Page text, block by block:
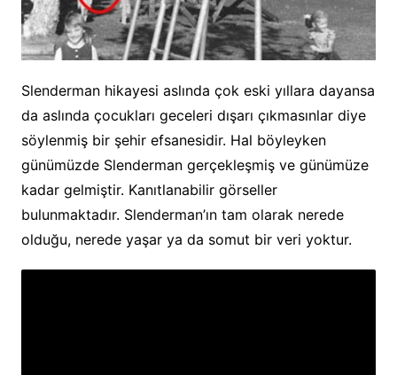
Slenderman hikayesi aslında çok eski yıllara dayansa
da aslında çocukları geceleri dışarı çıkmasınlar diye
söylenmiş bir şehir efsanesidir. Hal böyleyken
günümüzde Slenderman gerçekleşmiş ve günümüze
kadar gelmiştir. Kanıtlanabilir görseller
bulunmaktadır. Slenderman’ın tam olarak nerede
olduğu, nerede yaşar ya da somut bir veri yoktur.